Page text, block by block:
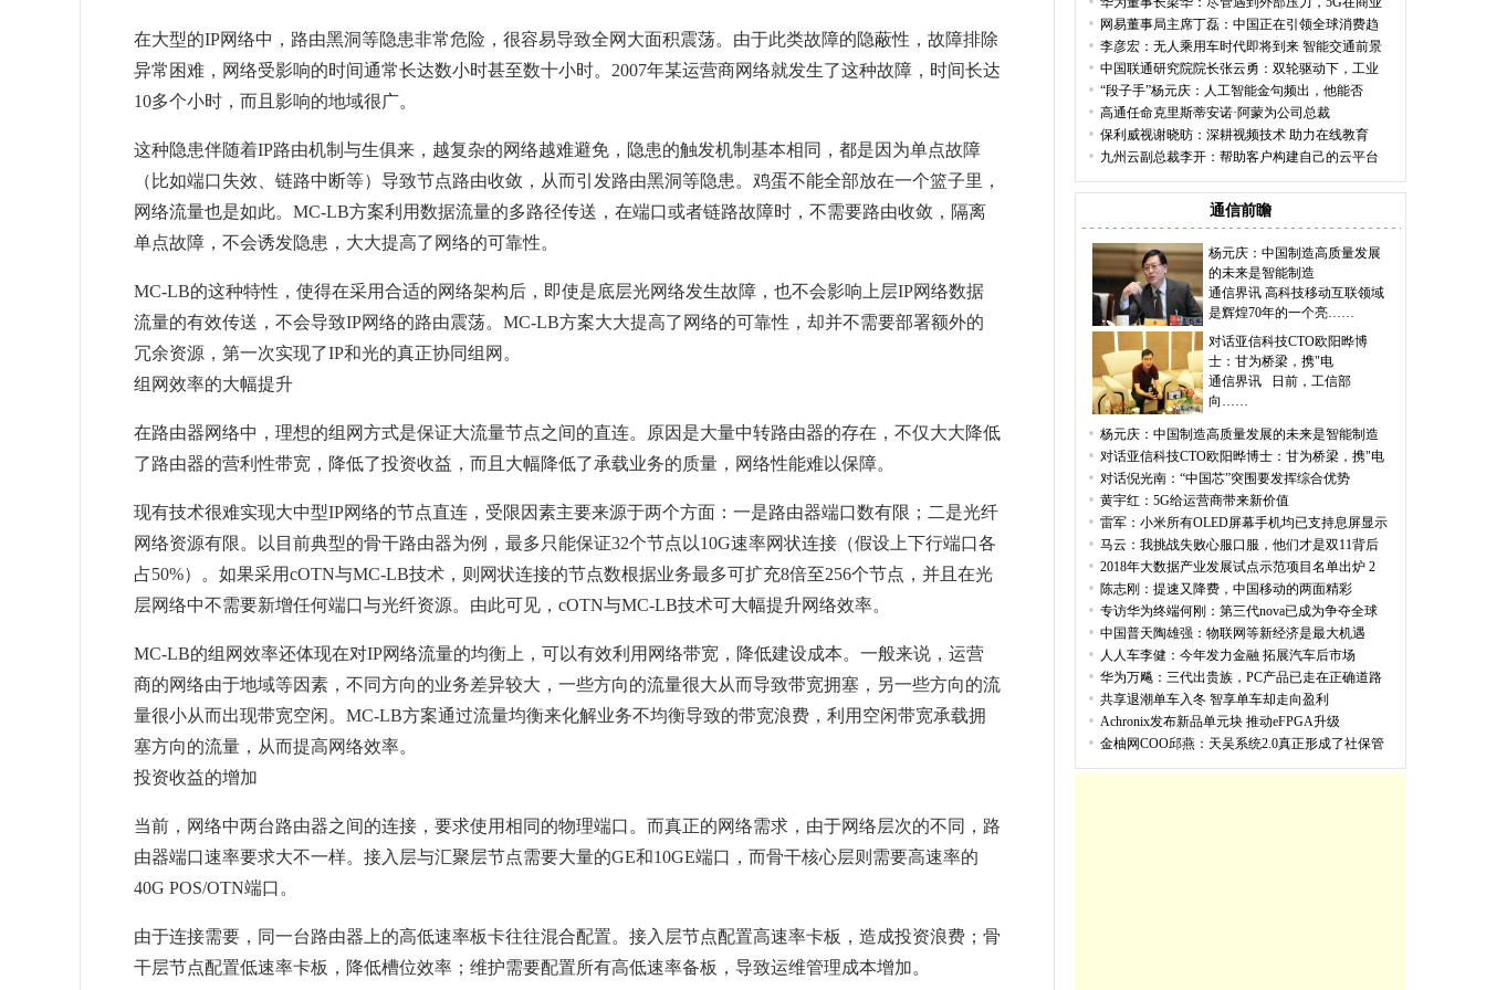
在大型的IP网络中，路由黑洞等隐患非常危险，很容易导致全网大面积震荡。由于此类故障的隐蔽性，故障排除
异常困难，网络受影响的时间通常长达数小时甚至数十小时。2007年某运营商网络就发生了这种故障，时间长达
10多个小时，而且影响的地域很广。
这种隐患伴随着IP路由机制与生俱来，越复杂的网络越难避免，隐患的触发机制基本相同，都是因为单点故障
（比如端口失效、链路中断等）导致节点路由收敛，从而引发路由黑洞等隐患。鸡蛋不能全部放在一个篮子里，
网络流量也是如此。MC-LB方案利用数据流量的多路径传送，在端口或者链路故障时，不需要路由收敛，隔离
单点故障，不会诱发隐患，大大提高了网络的可靠性。
MC-LB的这种特性，使得在采用合适的网络架构后，即使是底层光网络发生故障，也不会影响上层IP网络数据
流量的有效传送，不会导致IP网络的路由震荡。MC-LB方案大大提高了网络的可靠性，却并不需要部署额外的
冗余资源，第一次实现了IP和光的真正协同组网。
组网效率的大幅提升
在路由器网络中，理想的组网方式是保证大流量节点之间的直连。原因是大量中转路由器的存在，不仅大大降低
了路由器的营利性带宽，降低了投资收益，而且大幅降低了承载业务的质量，网络性能难以保障。
现有技术很难实现大中型IP网络的节点直连，受限因素主要来源于两个方面：一是路由器端口数有限；二是光纤
网络资源有限。以目前典型的骨干路由器为例，最多只能保证32个节点以10G速率网状连接（假设上下行端口各
占50%）。如果采用cOTN与MC-LB技术，则网状连接的节点数根据业务最多可扩充8倍至256个节点，并且在光
层网络中不需要新增任何端口与光纤资源。由此可见，cOTN与MC-LB技术可大幅提升网络效率。
MC-LB的组网效率还体现在对IP网络流量的均衡上，可以有效利用网络带宽，降低建设成本。一般来说，运营
商的网络由于地域等因素，不同方向的业务差异较大，一些方向的流量很大从而导致带宽拥塞，另一些方向的流
量很小从而出现带宽空闲。MC-LB方案通过流量均衡来化解业务不均衡导致的带宽浪费，利用空闲带宽承载拥
塞方向的流量，从而提高网络效率。
投资收益的增加
当前，网络中两台路由器之间的连接，要求使用相同的物理端口。而真正的网络需求，由于网络层次的不同，路
由器端口速率要求大不一样。接入层与汇聚层节点需要大量的GE和10GE端口，而骨干核心层则需要高速率的
40G POS/OTN端口。
由于连接需要，同一台路由器上的高低速率板卡往往混合配置。接入层节点配置高速率卡板，造成投资浪费；骨
干层节点配置低速率卡板，降低槽位效率；维护需要配置所有高低速率备板，导致运维管理成本增加。
网易董事局主席丁磊：中国正在引领全球消费趋
李彦宏：无人乘用车时代即将到来 智能交通前景
中国联通研究院院长张云勇：双轮驱动下，工业
“段子手”杨元庆：人工智能金句频出，他能否
高通任命克里斯蒂安诺·阿蒙为公司总裁
保利威视谢晓昉：深耕视频技术 助力在线教育
九州云副总裁李开：帮助客户构建自己的云平台
通信前瞻
杨元庆：中国制造高质量发展
的未来是智能制造
通信界讯 高科技移动互联领域
是辉煌70年的一个亮……
对话亚信科技CTO欧阳晔博
士：甘为桥梁，携"电
通信界讯 日前，工信部
向……
杨元庆：中国制造高质量发展的未来是智能制造
对话亚信科技CTO欧阳晔博士：甘为桥梁，携"电
对话倪光南：“中国芯”突围要发挥综合优势
黄宇红：5G给运营商带来新价值
雷军：小米所有OLED屏幕手机均已支持息屏显示
马云：我挑战失败心服口服，他们才是双11背后
2018年大数据产业发展试点示范项目名单出炉 2
陈志刚：提速又降费，中国移动的两面精彩
专访华为终端何刚：第三代nova已成为争夺全球
中国普天陶雄强：物联网等新经济是最大机遇
人人车李健：今年发力金融 拓展汽车后市场
华为万飚：三代出贵族，PC产品已走在正确道路
共享退潮单车入冬 智享单车却走向盈利
Achronix发布新品单元块 推动eFPGA升级
金柚网COO邱燕：天吴系统2.0真正形成了社保管